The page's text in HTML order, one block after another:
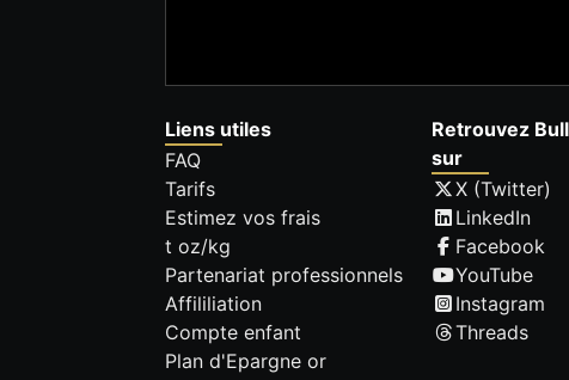
Liens utiles
FAQ
Tarifs
Estimez vos frais
t oz/kg
Partenariat professionnels
Affililiation
Compte enfant
Plan d'Epargne or
Retrouvez
sur
X (Twitter)
LinkedIn
Facebook
YouTube
Instagram
Threads